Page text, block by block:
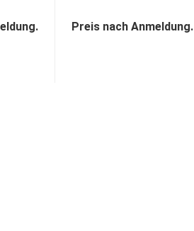
Preis nach Anmeldung.